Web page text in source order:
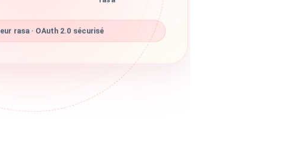
rasa
rasa · OAuth 2.0 sécurisé